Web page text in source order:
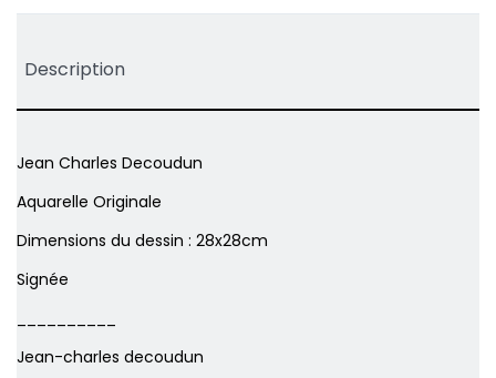
Description
Jean Charles Decoudun
Aquarelle Originale
Dimensions du dessin : 28x28cm
Signée
Jean-charles decoudun